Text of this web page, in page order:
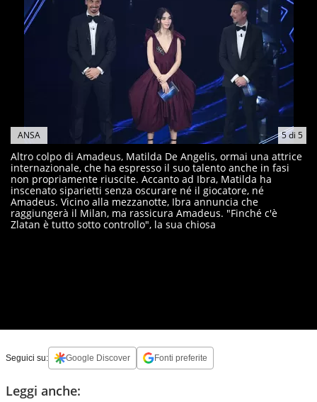
5di 5
ANSA
Altro colpo di Amadeus, Matilda De Angelis, ormai una attrice
internazionale, che ha espresso il suo talento anche in fasi
non propriamente riuscite. Accanto ad Ibra, Matilda ha
inscenato siparietti senza oscurare né il giocatore, né
Amadeus. Vicino alla mezzanotte, Ibra annuncia che
raggiungerà il Milan, ma rassicura Amadeus. "Finché c'è
Zlatan è tutto sotto controllo", la sua chiosa
Seguici su: Google Discover Fonti preferite
Leggi anche: